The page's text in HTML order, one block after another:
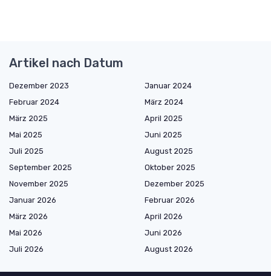
Artikel nach Datum
Dezember 2023
Januar 2024
Februar 2024
März 2024
März 2025
April 2025
Mai 2025
Juni 2025
Juli 2025
August 2025
September 2025
Oktober 2025
November 2025
Dezember 2025
Januar 2026
Februar 2026
März 2026
April 2026
Mai 2026
Juni 2026
Juli 2026
August 2026